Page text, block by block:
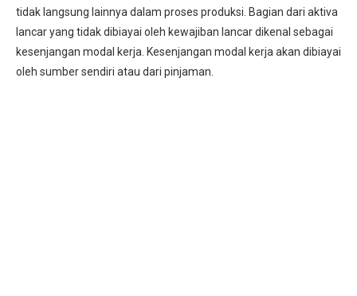
tidak langsung lainnya dalam proses produksi. Bagian dari aktiva
lancar yang tidak dibiayai oleh kewajiban lancar dikenal sebagai
kesenjangan modal kerja. Kesenjangan modal kerja akan dibiayai
oleh sumber sendiri atau dari pinjaman.